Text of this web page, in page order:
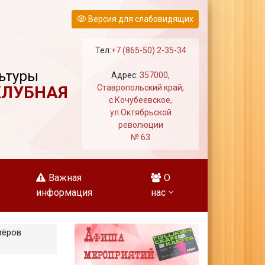
Версия для слабовидящих
Тел:+7 (865-50) 2-35-34
Адрес:357000,
Ставропольский край,
с.Кочубеевское,
ул.Октябрьской
революции
№ 63
Важная
информация
О
нас